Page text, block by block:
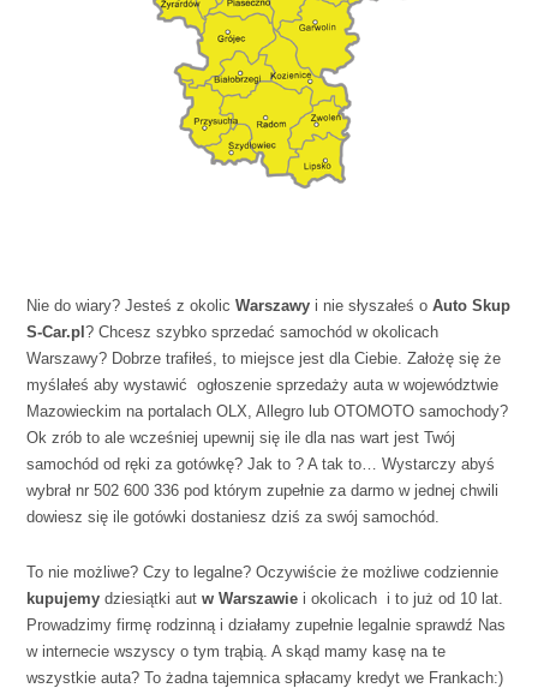
Nie do wiary? Jesteś z okolicWarszawy i nie słyszałeś oAuto Skup
S-Car.pl? Chcesz szybko sprzedać samochód w okolicach
Warszawy? Dobrze trafiłeś, to miejsce jest dla Ciebie. Założę się że
myślałeś aby wystawić ogłoszenie sprzedaży auta w województwie
Mazowieckim na portalach OLX, Allegro lub OTOMOTO samochody?
Ok zrób to ale wcześniej upewnij się ile dla nas wart jest Twój
samochód od ręki za gotówkę? Jak to ? A tak to… Wystarczy abyś
wybrał nr 502 600 336 pod którym zupełnie za darmo w jednej chwili
dowiesz się ile gotówki dostaniesz dziś za swój samochód.
To nie możliwe? Czy to legalne? Oczywiście że możliwe codziennie
kupujemy dziesiątki autw Warszawie i okolicach i to już od 10 lat.
Prowadzimy firmę rodzinną i działamy zupełnie legalnie sprawdź Nas
w internecie wszyscy o tym trąbią. A skąd mamy kasę na te
wszystkie auta? To żadna tajemnica spłacamy kredyt we Frankach:)